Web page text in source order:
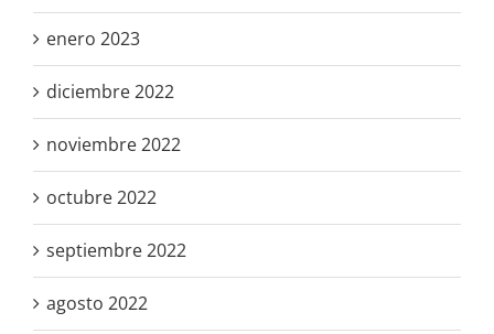
enero 2023
diciembre 2022
noviembre 2022
octubre 2022
septiembre 2022
agosto 2022